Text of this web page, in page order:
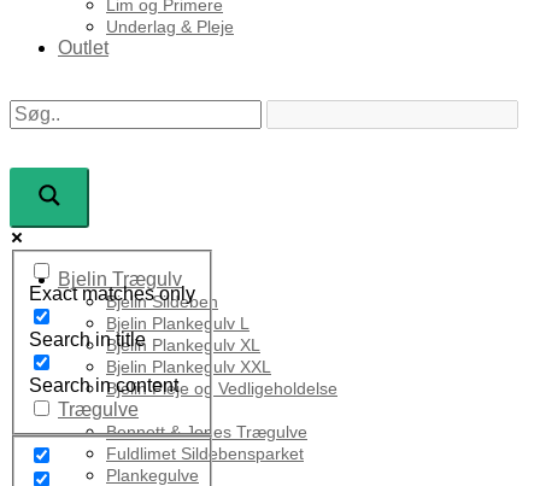
Lim og Primere
Underlag & Pleje
Outlet
Exact matches only
Search in title
Search in content
Bjelin Trægulv
Bjelin Sildeben
Bjelin Plankegulv L
Bjelin Plankegulv XL
Bjelin Plankegulv XXL
Bjelin Pleje og Vedligeholdelse
Trægulve
Bennett & Jones Trægulve
Fuldlimet Sildebensparket
Plankegulve